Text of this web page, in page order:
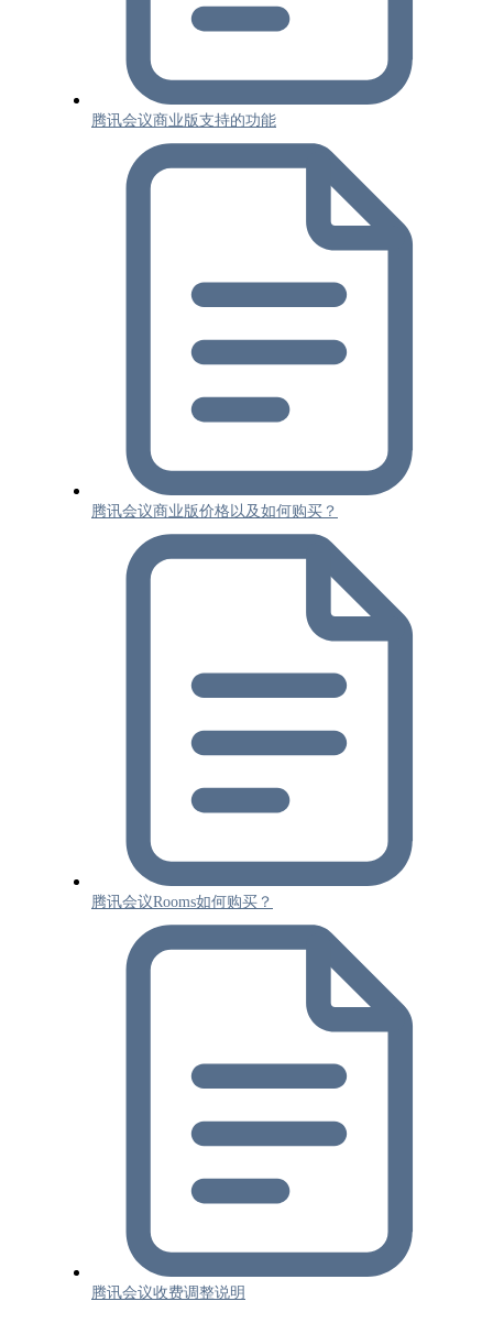
腾讯会议商业版支持的功能
腾讯会议商业版价格以及如何购买？
腾讯会议Rooms如何购买？
腾讯会议收费调整说明